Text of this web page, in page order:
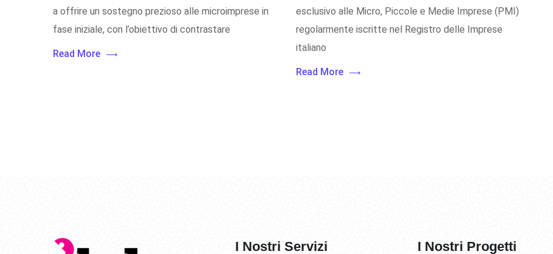
a offrire un sostegno prezioso alle microimprese in
fase iniziale, con l’obiettivo di contrastare
Read More
esclusivo alle Micro, Piccole e Medie Imprese (PMI)
regolarmente iscritte nel Registro delle Imprese
italiano
Read More
I Nostri Servizi I Nostri Progetti